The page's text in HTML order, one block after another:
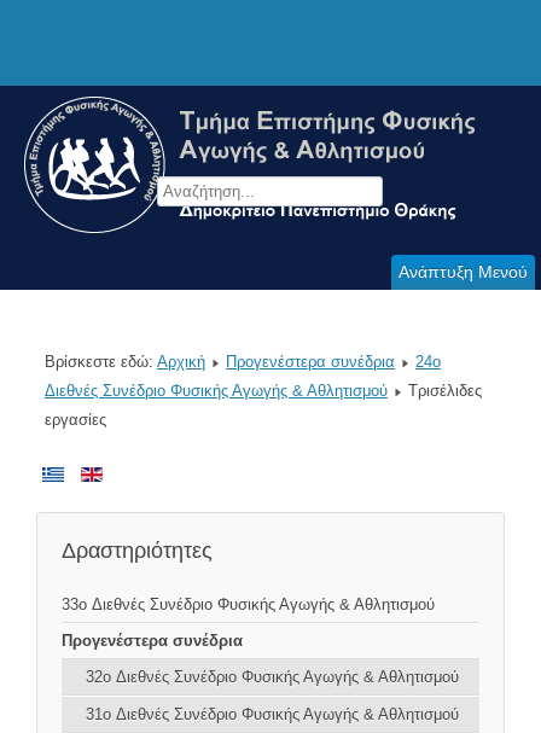
Ανάπτυξη Μενού
Βρίσκεστε εδώ: Αρχική Προγενέστερα συνέδρια
24o
Διεθνές Συνέδριο Φυσικής Αγωγής & Αθλητισμού
Τρισέλιδες
εργασίες
Δραστηριότητες
33o Διεθνές Συνέδριο Φυσικής Αγωγής & Αθλητισμού
Προγενέστερα συνέδρια
32o Διεθνές Συνέδριο Φυσικής Αγωγής & Αθλητισμού
31o Διεθνές Συνέδριο Φυσικής Αγωγής & Αθλητισμού